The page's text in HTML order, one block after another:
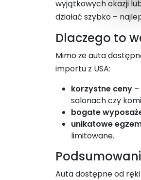
wyjątkowych okazji
działać szybko –
Dlaczego to
Mimo że auta
importu z USA:
korzystne ceny
salonach czy
bogate
unikatowe
limitowane.
Auta dostępne od